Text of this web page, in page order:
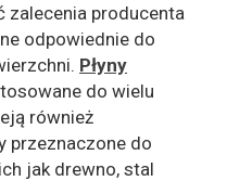
zalecenia producenta
odpowiednie do
Płyny
do wielu
również
przeznaczone do
jak drewno, stal